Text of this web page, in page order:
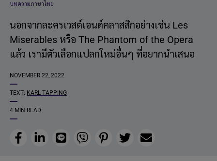
บทความภาษาไทย
นอกจากละครเวสต์เอนด์คลาสสิกอย่างเช่น Les
Miserables หรือ The Phantom of the Opera
แล้ว เรามีตัวเลือกแปลกใหม่อื่นๆ ที่อยากนำเสนอ
NOVEMBER 22, 2022
TEXT: KARL TAPPING
4 MIN READ
FacebookLinkedIn
Line Viber PinterestTwitterEmail